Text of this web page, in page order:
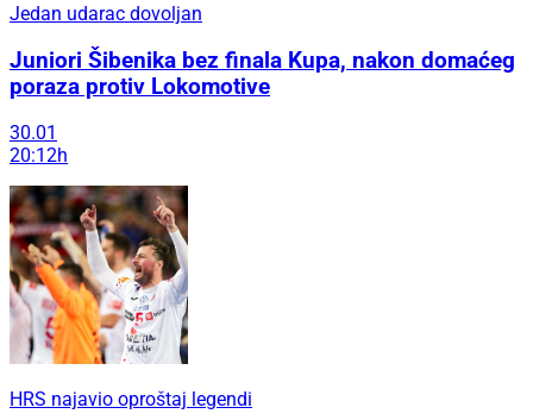
Jedan udarac dovoljan
Juniori Šibenika bez finala Kupa, nakon domaćeg
poraza protiv Lokomotive
30.01
20:12h
HRS najavio oproštaj legendi